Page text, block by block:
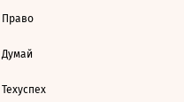
Право
Думай
Техуспех